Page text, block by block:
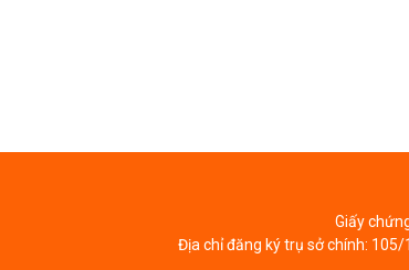
Giấy
Địa chỉ đăng ký trụ sở chính: